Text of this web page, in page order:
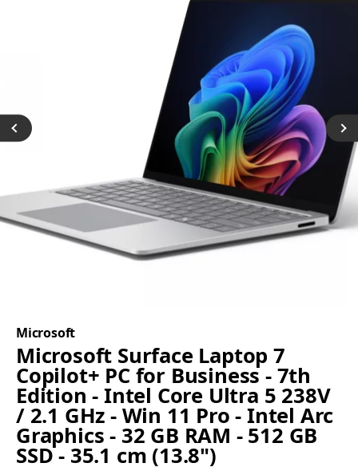
Microsoft
Microsoft Surface Laptop 7
Copilot+ PC for Business - 7th
Edition - Intel Core Ultra 5 238V
/ 2.1 GHz - Win 11 Pro - Intel Arc
Graphics - 32 GB RAM - 512 GB
SSD - 35.1 cm (13.8")